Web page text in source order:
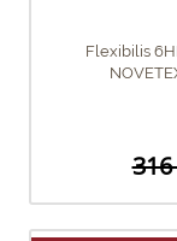
Flexibilis